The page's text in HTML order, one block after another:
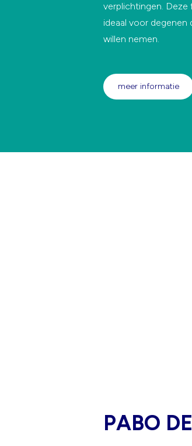
verplichtingen. Deze
ideaal voor degenen
willen nemen.
meer informatie
PABO